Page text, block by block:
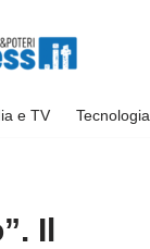
e TV Tecnologia
Il